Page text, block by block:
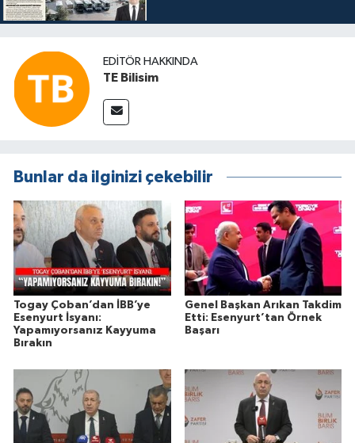
EDITÖR HAKKINDA
TE Bilisim
Bunlar da ilginizi çekebilir
Togay Çoban’dan İBB’ye
Esenyurt İsyanı:
Yapamıyorsanız Kayyuma
Bırakın
Genel Başkan Arıkan Takdim
Etti: Esenyurt’tan Örnek
Başarı